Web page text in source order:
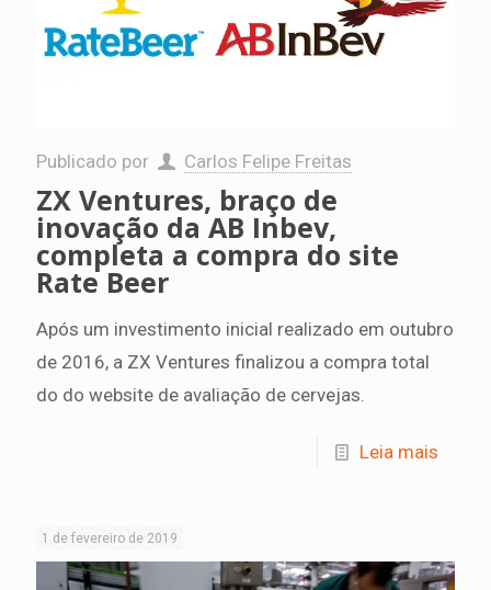
Publicado por Carlos Felipe Freitas
ZX Ventures, braço de
inovação da AB Inbev,
completa a compra do site
Rate Beer
Após um investimento inicial realizado em outubro
de 2016, a ZX Ventures finalizou a compra total
do do website de avaliação de cervejas.
Leia mais
1 de fevereiro de 2019